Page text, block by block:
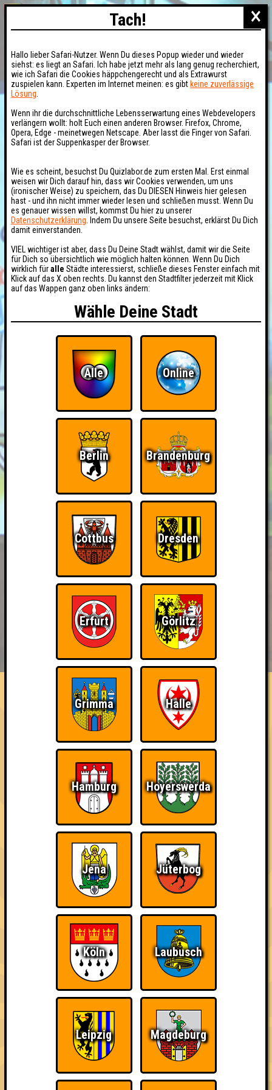
HIGHSCORE RESERVIERUNG
FAQ ÜBER UNS
So kurz vorm Sieg!
Verliere in einem Stechen (um den Sieg)
~ Noch nicht erreicht ~
über 100 Teams
07.02.2012 vonWK51
21.02.2012vonPseudogleye
×
Tach!
Hallo lieber Safari-Nutzer. Wenn Du dieses Popup wieder und wieder
siehst: es liegt an Safari. Ich habe jetzt mehr als lang genug recherchiert,
wie ich Safari die Cookies häppchengerecht und als Extrawurst
zuspielen kann. Experten im Internet meinen: es gibt keine zuverlässige
Lösung
Wenn ihr die durchschnittliche Lebensserwartung eines Webdevelopers
verlängern wollt: holt Euch einen anderen Browser. Firefox, Chrome,
Opera, Edge - meinetwegen Netscape. Aber lasst die Finger von Safari.
Safari ist der Suppenkasper der Browser.
Wie es scheint, besuchst Du Quizlabor.de zum ersten Mal. Erst einmal
weisen wir Dich darauf hin, dass wir Cookies verwenden, um uns
(ironischer Weise) zu speichern, das Du DIESEN Hinweis hier gelesen
hast - und ihn nicht immer wieder lesen und schließen musst. Wenn Du
es genauer wissen willst, kommst Du hier zu unserer
Datenschutzerklärung . Indem Du unsere Seite besuchst, erklärst Du Dich
damit einverstanden.
VIEL wichtiger ist aber, dass Du Deine Stadt wählst, damit wir die Seite
für Dich so übersichtlich wie möglich halten können. Wenn Du Dich
wirklich füralle Städte interessierst, schließe dieses Fenster einfach mit
Klick auf das X oben rechts. Du kannst den Stadtfilter jederzeit mit Klick
auf das Wappen ganz oben links ändern:
Wähle Deine Stadt
Alle Online
Berlin Brandenburg
Cottbus Dresden
Erfurt Görlitz
Grimma Halle
Hamburg Hoyerswerda
Jena Jüterbog
Köln Laubusch
Leipzig Magdeburg